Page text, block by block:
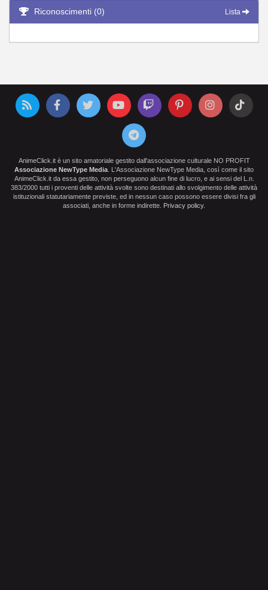
Riconoscimenti (0) Lista
AnimeClick.it è un sito amatoriale gestito dall'associazione culturale NO PROFIT
Associazione NewType Media . L'Associazione NewType Media, così come il sito
AnimeClick.it da essa gestito, non perseguono alcun fine di lucro, e ai sensi del L.n.
383/2000 tutti i proventi delle attività svolte sono destinati allo svolgimento delle attività
istituzionali statutariamente previste, ed in nessun caso possono essere divisi fra gli
associati, anche in forme indirette.
Privacy policy.